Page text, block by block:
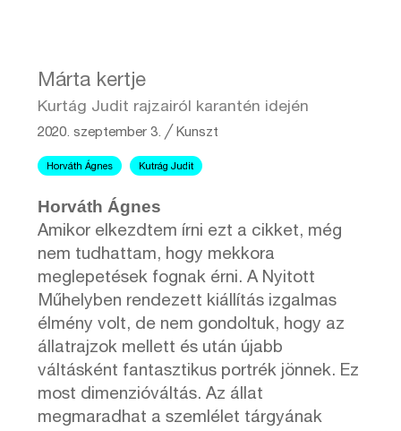
Márta kertje
Kurtág Judit rajzairól karantén idején
2020. szeptember 3. ╱ Kunszt
Horváth Ágnes Kutrág Judit
Horváth Ágnes
Amikor elkezdtem írni ezt a cikket, még
nem tudhattam, hogy mekkora
meglepetések fognak érni. A Nyitott
Műhelyben rendezett kiállítás izgalmas
élmény volt, de nem gondoltuk, hogy az
állatrajzok mellett és után újabb
váltásként fantasztikus portrék jönnek. Ez
most dimenzióváltás. Az állat
megmaradhat a szemlélet tárgyának